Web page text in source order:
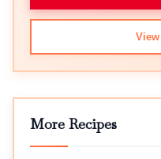
More Recipes